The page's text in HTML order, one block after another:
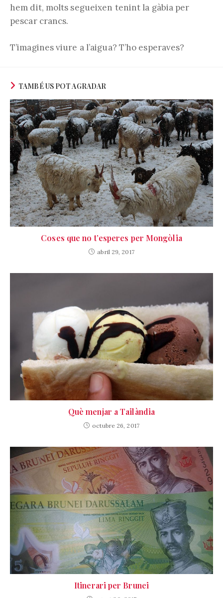
hem dit, molts segueixen tenint la gàbia per
pescar crancs.
T’imagines viure a l’aigua? T’ho esperaves?
TAMBÉ US POT AGRADAR
Coses que no t’esperes per Mongòlia
abril 29, 2017
Què menjar a Tailàndia
octubre 26, 2017
Itinerari per Brunei